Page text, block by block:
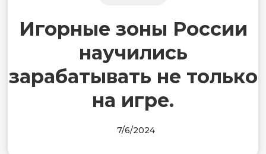
Игорные зоны России
научились
зарабатывать не только
на игре.
7/6/2024